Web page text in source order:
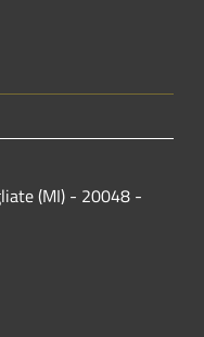
(MI) - 20048 -